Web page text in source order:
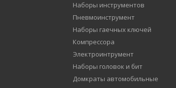
Наборы инструментов
Пневмоинструмент
Наборы гаечных ключей
Компрессора
Электроинтрумент
Наборы головок и бит
Домкраты автомобильные